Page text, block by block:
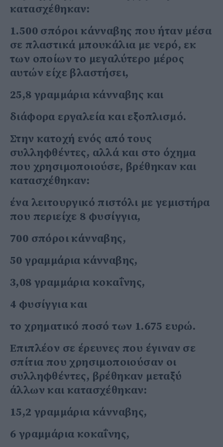
κατασχέθηκαν:
1.500 σπόροι κάνναβης που ήταν μέσα
σε πλαστικά μπουκάλια με νερό, εκ
των οποίων το μεγαλύτερο μέρος
αυτών είχε βλαστήσει,
25,8 γραμμάρια κάνναβης και
διάφορα εργαλεία και εξοπλισμό.
Στην κατοχή ενός από τους
συλληφθέντες, αλλά και στο όχημα
που χρησιμοποιούσε, βρέθηκαν και
κατασχέθηκαν:
ένα λειτουργικό πιστόλι με γεμιστήρα
που περιείχε 8 φυσίγγια,
700 σπόροι κάνναβης,
50 γραμμάρια κάνναβης,
3,08 γραμμάρια κοκαΐνης,
4 φυσίγγια και
το χρηματικό ποσό των 1.675 ευρώ.
Επιπλέον σε έρευνες που έγιναν σε
σπίτια που χρησιμοποιούσαν οι
συλληφθέντες, βρέθηκαν μεταξύ
άλλων και κατασχέθηκαν:
15,2 γραμμάρια κάνναβης,
6 γραμμάρια κοκαΐνης,